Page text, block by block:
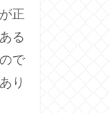
正
る
で
り